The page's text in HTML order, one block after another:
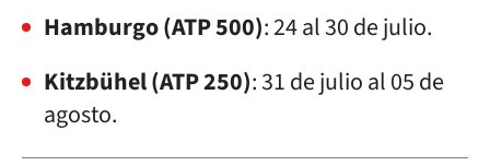
Hamburgo (ATP 500): 24 al 30 de julio.
Kitzbühel (ATP 250): 31 de julio al 05 de
agosto.